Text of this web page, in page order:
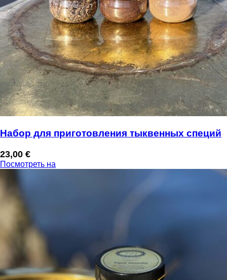
Набор для приготовления тыквенных специй
23,00 €
Посмотреть на